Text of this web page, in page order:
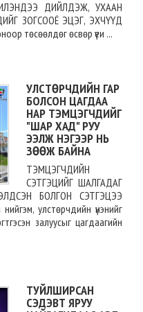
ДИЙЛДЭЖ, УХААН
ЗОГСООЁ ЭЦЭГ, ЭХЧҮҮД
төсөөлдөг өсвөр үеи ...
УЛСТӨРЧДИЙН ГАР
БОЛСОН ЦАГДАА
НАР ТЭМЦЭГЧДИЙГ
"ШАР ХАД" РУУ
ЭЭЛЖ НЭГЭЭР НЬ
ЗӨӨЖ БАЙНА
ТЭМЦЭГЧДИЙН
СЭТГЭЦИЙГ ШАЛГАДАГ
БОЛГОН СЭТГЭЦЭЭ
улстөрчдийн үнэнийг
залуусыг цагдаагийн
ТУЙЛШИРСАН
СЭДЭВТ ЯРУУ